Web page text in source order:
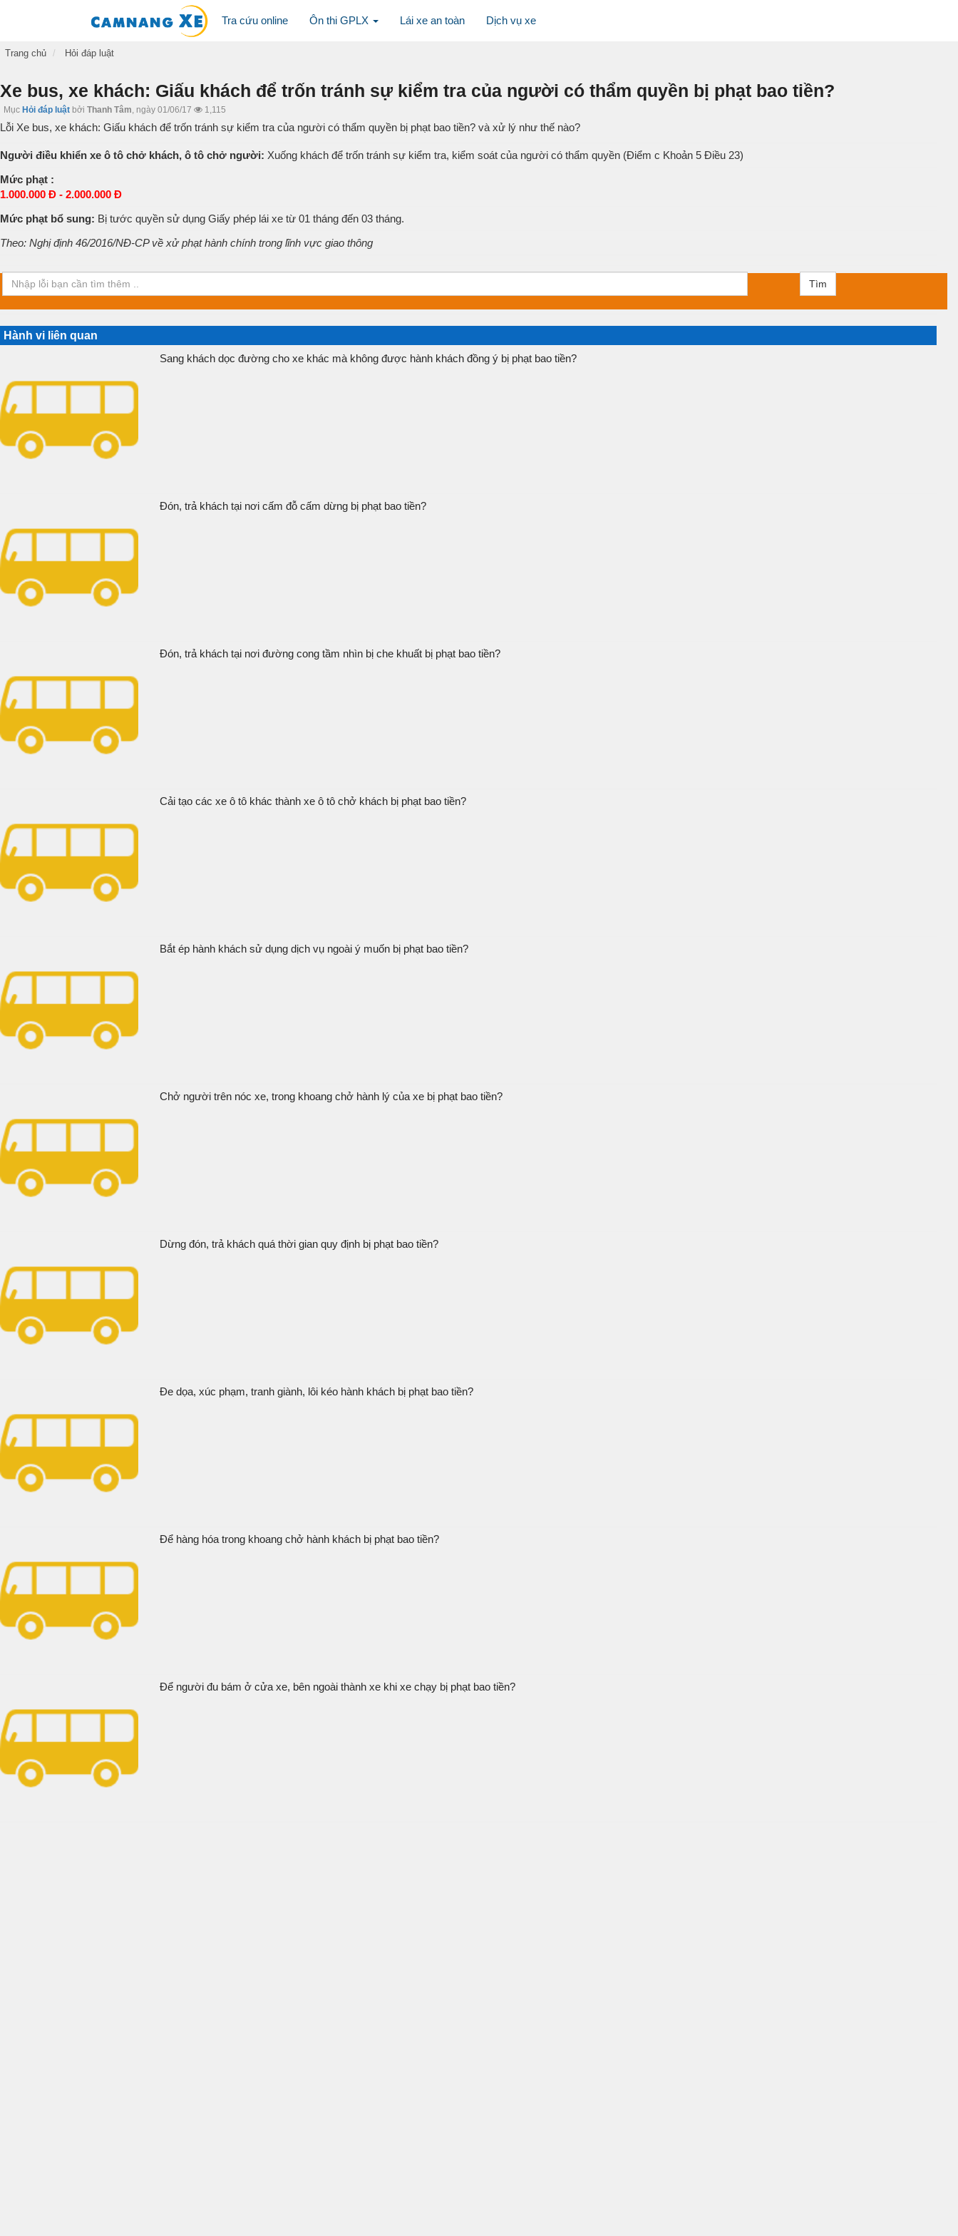
Tra cứu online Ôn thi GPLX Lái xe an toàn Dịch vụ xe
Trang chủ Hỏi đáp luật
Xe bus, xe khách: Giấu khách để trốn tránh sự kiểm tra của người có thẩm quyền bị phạt bao tiền?
Mục Hỏi đáp luật bởi Thanh Tâm, ngày 01/06/17 1,115
Lỗi Xe bus, xe khách: Giấu khách để trốn tránh sự kiểm tra của người có thẩm quyền bị phạt bao tiền? và xử lý như thế nào?
Người điều khiển xe ô tô chở khách, ô tô chở người: Xuống khách để trốn tránh sự kiểm tra, kiểm soát của người có thẩm quyền (Điểm c Khoản 5 Điều 23)
Mức phạt :
1.000.000 Đ - 2.000.000 Đ
Mức phạt bổ sung: Bị tước quyền sử dụng Giấy phép lái xe từ 01 tháng đến 03 tháng.
Theo: Nghị định 46/2016/NĐ-CP về xử phạt hành chính trong lĩnh vực giao thông
Tìm
Hành vi liên quan
Sang khách dọc đường cho xe khác mà không được hành khách đồng ý bị phạt bao tiền?
Đón, trả khách tại nơi cấm đỗ cấm dừng bị phạt bao tiền?
Đón, trả khách tại nơi đường cong tầm nhìn bị che khuất bị phạt bao tiền?
Cải tạo các xe ô tô khác thành xe ô tô chở khách bị phạt bao tiền?
Bắt ép hành khách sử dụng dịch vụ ngoài ý muốn bị phạt bao tiền?
Chở người trên nóc xe, trong khoang chở hành lý của xe bị phạt bao tiền?
Dừng đón, trả khách quá thời gian quy định bị phạt bao tiền?
Đe dọa, xúc phạm, tranh giành, lôi kéo hành khách bị phạt bao tiền?
Để hàng hóa trong khoang chở hành khách bị phạt bao tiền?
Để người đu bám ở cửa xe, bên ngoài thành xe khi xe chạy bị phạt bao tiền?